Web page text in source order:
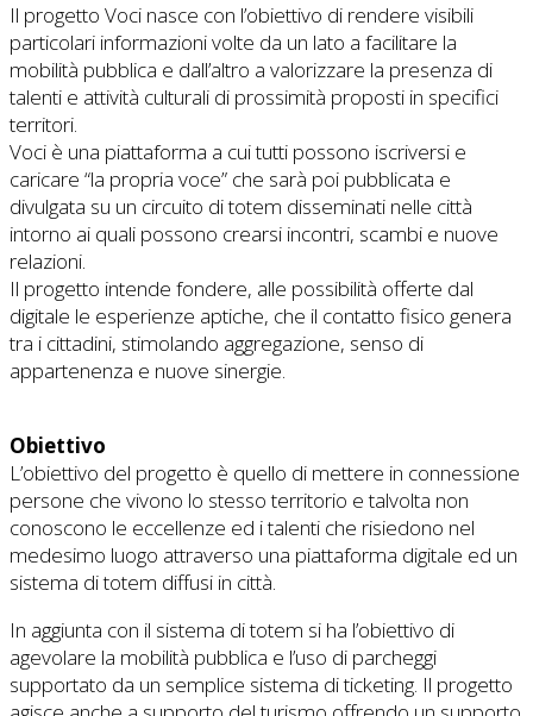
Il progetto Voci nasce con l’obiettivo di rendere visibili
particolari informazioni volte da un lato a facilitare la
mobilità pubblica e dall’altro a valorizzare la presenza di
talenti e attività culturali di prossimità proposti in specifici
territori.
Voci è una piattaforma a cui tutti possono iscriversi e
caricare “la propria voce” che sarà poi pubblicata e
divulgata su un circuito di totem disseminati nelle città
intorno ai quali possono crearsi incontri, scambi e nuove
relazioni.
Il progetto intende fondere, alle possibilità offerte dal
digitale le esperienze aptiche, che il contatto fisico genera
tra i cittadini, stimolando aggregazione, senso di
appartenenza e nuove sinergie.
Obiettivo
L’obiettivo del progetto è quello di mettere in connessione
persone che vivono lo stesso territorio e talvolta non
conoscono le eccellenze ed i talenti che risiedono nel
medesimo luogo attraverso una piattaforma digitale ed un
sistema di totem diffusi in città.
In aggiunta con il sistema di totem si ha l’obiettivo di
agevolare la mobilità pubblica e l’uso di parcheggi
supportato da un semplice sistema di ticketing. Il progetto